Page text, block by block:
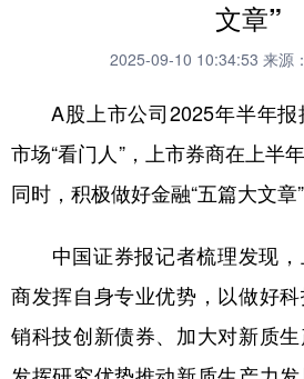
科技 科创
文化 书画
法律 中央文件
食品 人居 信
文章”
2025-09-10 10:34:53 来源
A股上市公司2025年半年报
市场“看门人”，上市券商在上半
同时，积极做好金融“五篇大文章”
中国证券报记者梳理发现，
商发挥自身专业优势，以做好
销科技创新债券、加大对新质生